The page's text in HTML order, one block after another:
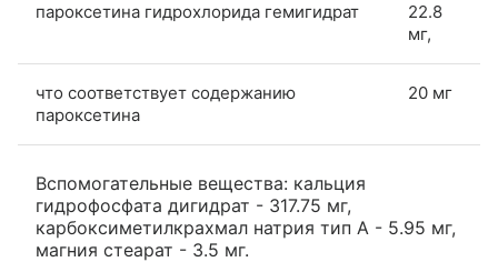
пароксетина гидрохлорида гемигидрат
22.8
мг,
что соответствует содержанию
пароксетина
20 мг
Вспомогательные вещества: кальция
гидрофосфата дигидрат - 317.75 мг,
карбоксиметилкрахмал натрия тип А - 5.95 мг,
магния стеарат - 3.5 мг.